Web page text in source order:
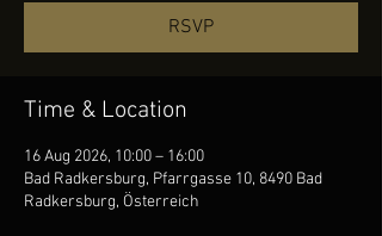
RSVP
Time & Location
16 Aug 2026, 10:00 – 16:00
Bad Radkersburg, Pfarrgasse 10, 8490 Bad
Radkersburg, Österreich